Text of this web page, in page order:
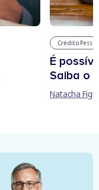
Crédito
É
Saiba o
Natacha